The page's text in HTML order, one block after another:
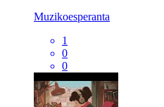
Muzikoesperanta
1
0
0